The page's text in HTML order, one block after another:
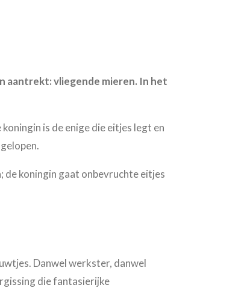
aantrekt: vliegende mieren. In het
is de enige die eitjes legt en
de koningin gaat onbevruchte eitjes
Danwel werkster, danwel
die fantasierijke